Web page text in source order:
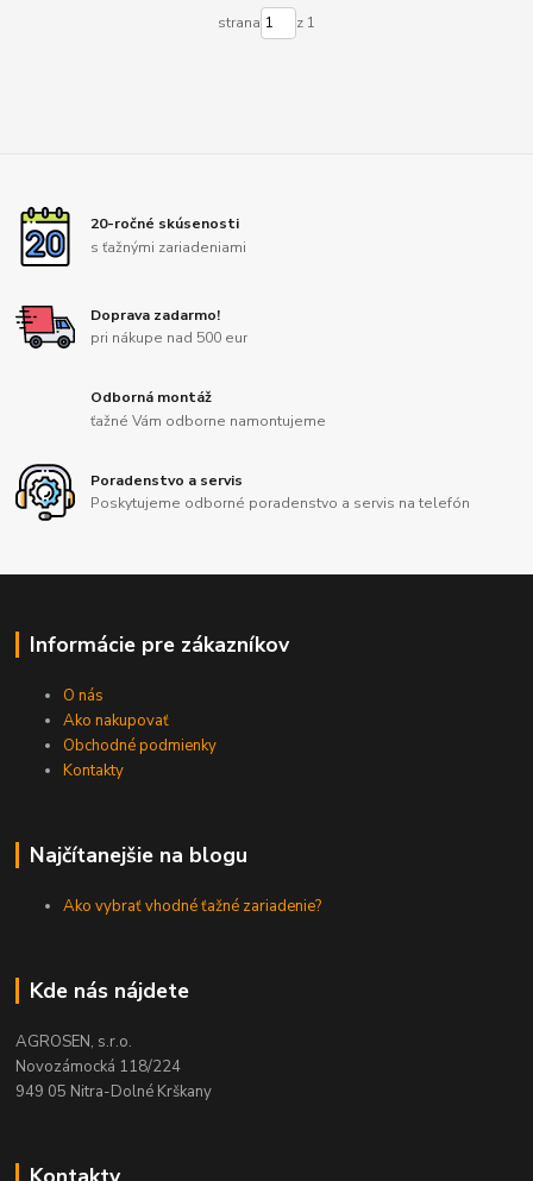
strana z 1
20-ročné skúsenosti
s ťažnými zariadeniami
Doprava zadarmo!
pri nákupe nad 500 eur
Odborná montáž
ťažné Vám odborne namontujeme
Poradenstvo a servis
Poskytujeme odborné poradenstvo a servis na telefón
Informácie pre zákazníkov
O nás
Ako nakupovať
Obchodné podmienky
Kontakty
Najčítanejšie na blogu
Ako vybrať vhodné ťažné zariadenie?
Kde nás nájdete
AGROSEN, s.r.o.
Novozámocká 118/224
949 05 Nitra-Dolné Krškany